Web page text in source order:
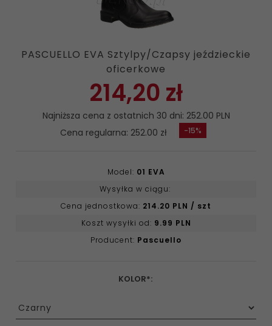
PASCUELLO EVA Sztylpy/Czapsy jeździeckie
oficerkowe
-15%
214,20 zł
Najniższa cena z ostatnich 30 dni: 252.00 PLN
Cena regularna: 252.00 zł
Model: 01 EVA
Wysyłka w ciągu:
Cena jednostkowa: 214.20 PLN / szt
Koszt wysyłki od: 9.99 PLN
Producent: Pascuello
KOLOR*:
options[3]